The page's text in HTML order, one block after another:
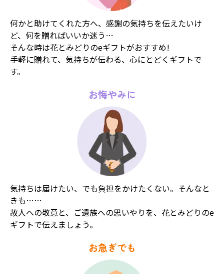
何かと助けてくれた方へ、感謝の気持ちを伝えたいけ
ど、何を贈ればいいか迷う…
そんな時は花とみどりのeギフトがおすすめ!
手軽に贈れて、気持ちが伝わる、心にとどくギフトで
す。
お悔やみに
気持ちは届けたい、でも負担をかけたくない。そんなと
きも……
故人への敬意と、ご遺族への思いやりを、花とみどりのe
ギフトで伝えましょう。
お急ぎでも